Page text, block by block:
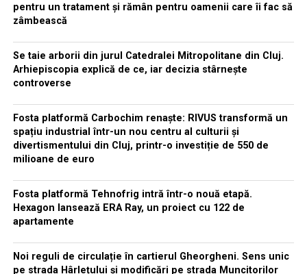
pentru un tratament și rămân pentru oamenii care îi fac să
zâmbească
Se taie arborii din jurul Catedralei Mitropolitane din Cluj.
Arhiepiscopia explică de ce, iar decizia stârnește
controverse
Fosta platformă Carbochim renaște: RIVUS transformă un
spațiu industrial într-un nou centru al culturii și
divertismentului din Cluj, printr-o investiție de 550 de
milioane de euro
Fosta platformă Tehnofrig intră într-o nouă etapă.
Hexagon lansează ERA Ray, un proiect cu 122 de
apartamente
Noi reguli de circulație în cartierul Gheorgheni. Sens unic
pe strada Hârlețului și modificări pe strada Muncitorilor